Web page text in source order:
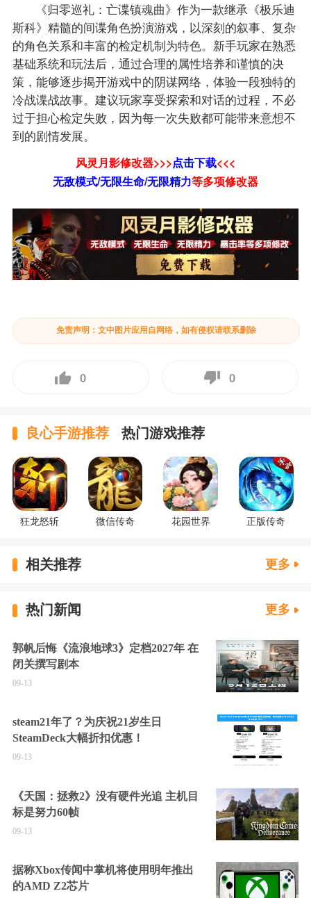
《归零巡礼：亡谍镇魂曲》作为一款继承《极乐迪
斯科》精髓的间谍角色扮演游戏，以深刻的叙事、复杂
的角色关系和丰富的检定机制为特色。新手玩家在熟悉
基础系统和玩法后，通过合理的属性培养和谨慎的决
策，能够逐步揭开游戏中的阴谋网络，体验一段独特的
冷战谍战故事。建议玩家享受探索和对话的过程，不必
过于担心检定失败，因为每一次失败都可能带来意想不
到的剧情发展。
风灵月影修改器>>>点击下载<<<
无敌模式/无限生命/无限精力等多项修改器
免责声明：文中图片应用自网络，如有侵权请联系删除
0 0
良心手游推荐 热门游戏推荐
狂龙怒斩 微信传奇 花园世界 正版传奇
相关推荐 更多
热门新闻 更多
郭帆后悔《流浪地球3》定档2027年 在
闭关撰写剧本
09-13
steam21年了？为庆祝21岁生日
SteamDeck大幅折扣优惠！
09-13
《天国：拯救2》没有硬件光追 主机目
标是努力60帧
09-13
据称Xbox传闻中掌机将使用明年推出
的AMD Z2芯片